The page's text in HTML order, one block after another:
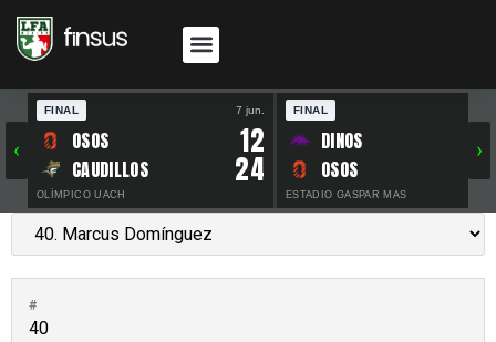
‹
FINAL 7 jun.
OSOS 12
CAUDILLOS 24
OLÍMPICO UACH
FINAL
DINOS
OSOS
ESTADIO GASPAR MAS
›
#
40